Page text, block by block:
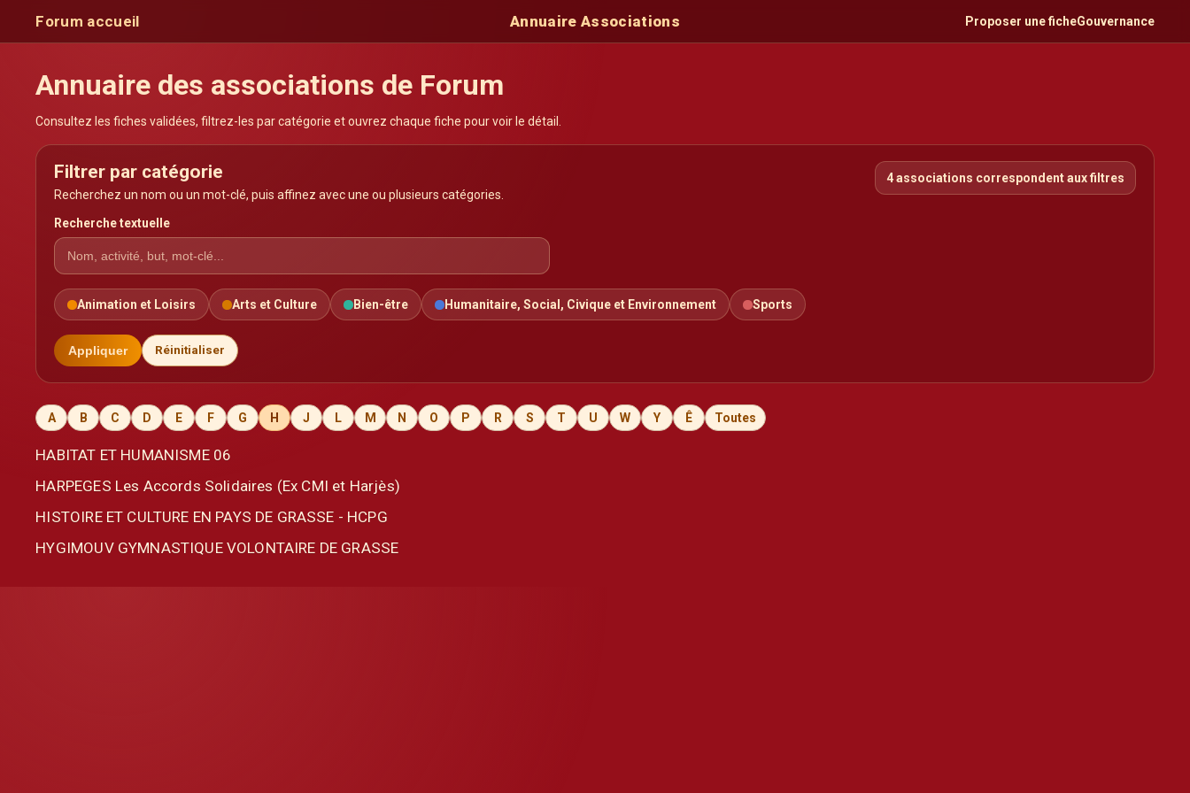
Forum accueil Annuaire Associations Proposer une ficheGouvernance
Annuaire des associations de Forum
Consultez les fiches validées, filtrez-les par catégorie et ouvrez chaque fiche pour voir le détail.
Filtrer par catégorie
Recherchez un nom ou un mot-clé, puis affinez avec une ou plusieurs catégories.
4 associations correspondent aux filtres
Recherche textuelle
Animation et Loisirs Arts et Culture Bien-être Humanitaire, Social, Civique et Environnement Sports
Appliquer Réinitialiser
A B C D E F G H J L M N O P R S T U W Y Ê Toutes
HABITAT ET HUMANISME 06
HARPEGES Les Accords Solidaires (Ex CMI et Harjès)
HISTOIRE ET CULTURE EN PAYS DE GRASSE - HCPG
HYGIMOUV GYMNASTIQUE VOLONTAIRE DE GRASSE